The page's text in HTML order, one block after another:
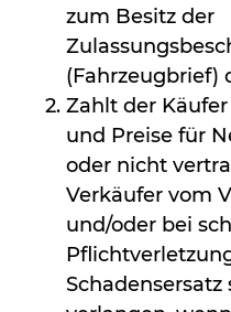
zum Besitz der
(Fahrzeugbrief)
Zahlt der
und Preise für
oder nicht
Verkäufer vom
und/oder bei